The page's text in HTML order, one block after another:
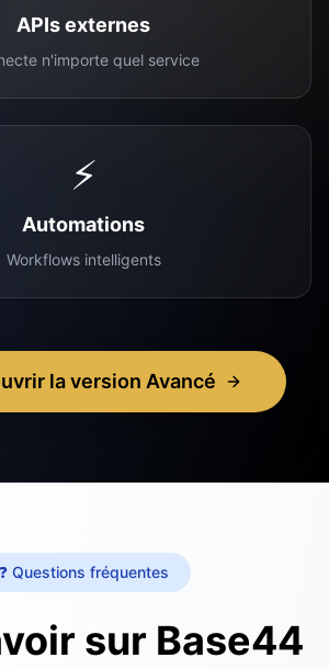
APIs externes
n'importe quel service
⚡
Automations
Workflows intelligents
la version Avancé
❓ Questions fréquentes
sur Base44